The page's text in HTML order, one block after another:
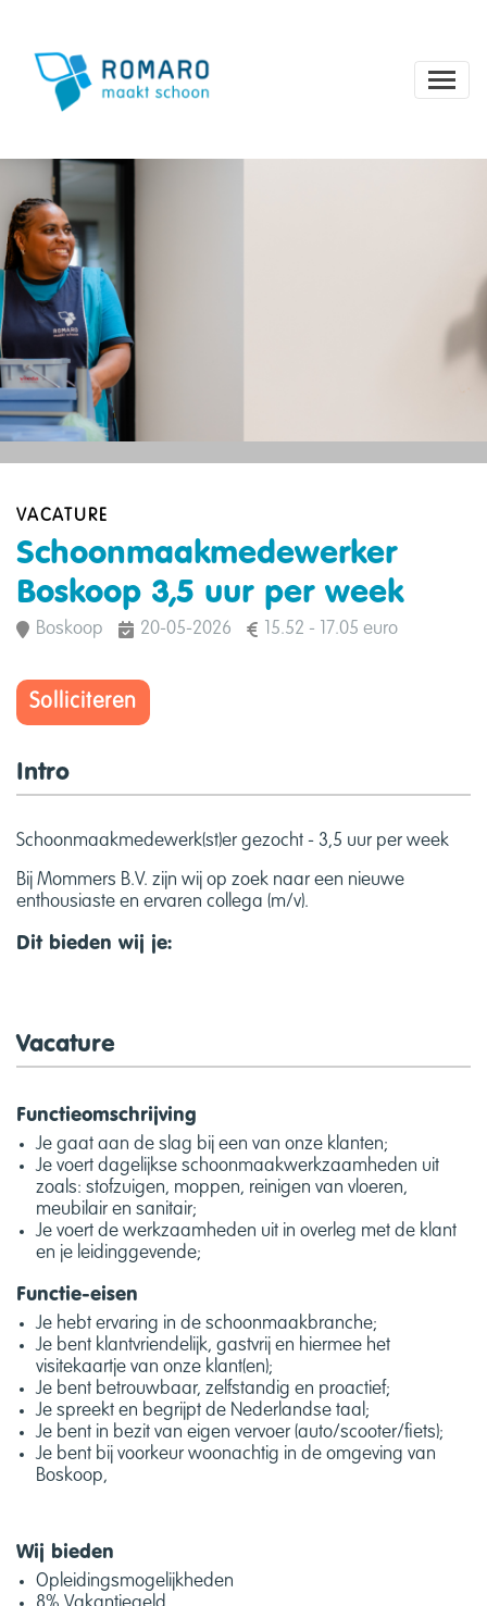
VACATURE
Schoonmaakmedewerker
Boskoop 3,5 uur per week
Boskoop 20-05-2026 15.52 - 17.05 euro
Solliciteren
Intro
Schoonmaakmedewerk(st)er gezocht - 3,5 uur per week
Bij Mommers B.V. zijn wij op zoek naar een nieuwe
enthousiaste en ervaren collega (m/v).
Dit bieden wij je:
Vacature
Functieomschrijving
Je gaat aan de slag bij een van onze klanten;
Je voert dagelijkse schoonmaakwerkzaamheden uit
zoals: stofzuigen, moppen, reinigen van vloeren,
meubilair en sanitair;
Je voert de werkzaamheden uit in overleg met de klant
en je leidinggevende;
Functie-eisen
Je hebt ervaring in de schoonmaakbranche;
Je bent klantvriendelijk, gastvrij en hiermee het
visitekaartje van onze klant(en);
Je bent betrouwbaar, zelfstandig en proactief;
Je spreekt en begrijpt de Nederlandse taal;
Je bent in bezit van eigen vervoer (auto/scooter/fiets);
Je bent bij voorkeur woonachtig in de omgeving van
Boskoop,
Wij bieden
Opleidingsmogelijkheden